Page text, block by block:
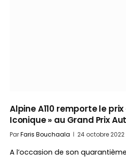
Alpine A110 remporte le
Iconique » au Grand Prix
ParFaris Bouchaala 24 octobre 2022
A l’occasion de son